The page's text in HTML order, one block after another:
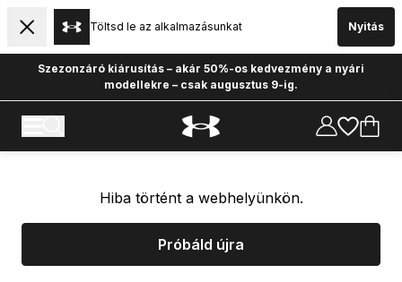
Töltsd le az alkalmazásunkat Nyitás
Szezonzáró kiárusítás – akár 50%-os kedvezmény a nyári
modellekre – csak augusztus 9-ig.
Hiba történt a webhelyünkön.
Próbáld újra